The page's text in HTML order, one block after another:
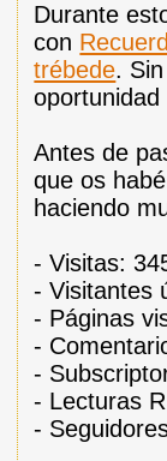
Durante
con
trébede.
Antes de
que os
haciendo
- Visitas:
- Visitantes
- Páginas
-
-
- Lecturas
-